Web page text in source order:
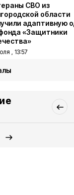
СВО из
области
адаптивную
«Защитники
, 13:57